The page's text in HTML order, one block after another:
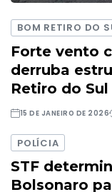
BOM RETIRO DO
Forte vento
derruba
Retiro do Sul
15 DE JANEIRO DE 2026
POLÍCIA
STF
Bolsonaro